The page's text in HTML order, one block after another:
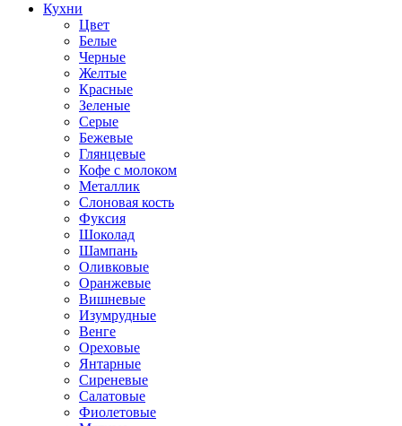
Кухни
Цвет
Белые
Черные
Желтые
Красные
Зеленые
Серые
Бежевые
Глянцевые
Кофе с молоком
Металлик
Слоновая кость
Фуксия
Шоколад
Шампань
Оливковые
Оранжевые
Вишневые
Изумрудные
Венге
Ореховые
Янтарные
Сиреневые
Салатовые
Фиолетовые